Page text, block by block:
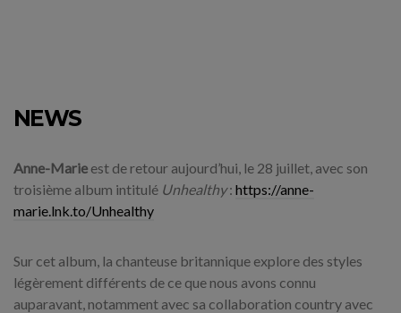
NEWS
Anne-Marie est de retour aujourd’hui, le 28 juillet, avec son
troisième album intitulé Unhealthy: https://anne-
marie.lnk.to/Unhealthy
Sur cet album, la chanteuse britannique explore des styles
légèrement différents de ce que nous avons connu
auparavant, notamment avec sa collaboration country avec